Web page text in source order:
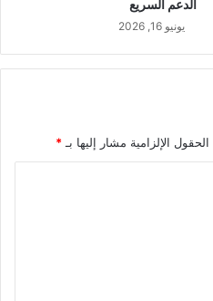
الدعم السريع
يونيو 16, 2026
الحقول الإلزامية مشار إليها بـ*